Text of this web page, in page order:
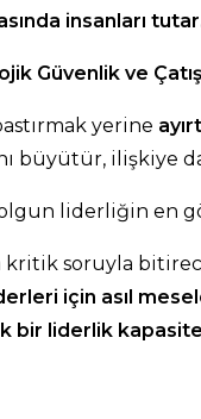
insanları
Güvenlik ve
yerine
büyütür, ilişkiye
liderliğin en
kritik soruyla
için asıl
bir liderlik